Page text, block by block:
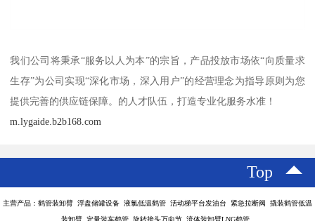
我们公司将秉承“服务以人为本”的宗旨，产品投放市场依“向质量求
生存”为公司实现“深化市场，深入用户”的经营理念为指导原则为您
提供完善的供应链保障。的人才队伍，打造专业化服务水准！
m.lygaide.b2b168.com
Top
主营产品：鹤管装卸臂 浮盘储罐设备 液氯低温鹤管 活动梯平台发油台 紧急拉断阀 撬装鹤管低温
装卸臂 定量装车鹤管 旋转接头万向节 流体装卸臂LNG鹤管